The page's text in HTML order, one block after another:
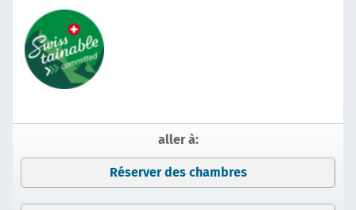
aller à:
Réserver des chambres